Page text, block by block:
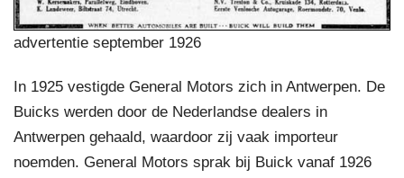
advertentie september 1926
In 1925 vestigde General Motors zich in Antwerpen. De
Buicks werden door de Nederlandse dealers in
Antwerpen gehaald, waardoor zij vaak importeur
noemden. General Motors sprak bij Buick vanaf 1926